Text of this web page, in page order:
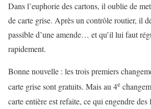
Dans l’euphorie des cartons, il oublie de
de carte grise. Après un contrôle routier, il
passible d’une amende… et qu’il lui faut
rapidement.
Bonne nouvelle : les trois premiers
carte grise sont gratuits. Mais au 4e
carte entière est refaite, ce qui engendre